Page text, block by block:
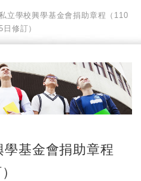
立學校興學基金會捐助章程（110
修訂）
基金會捐助章程